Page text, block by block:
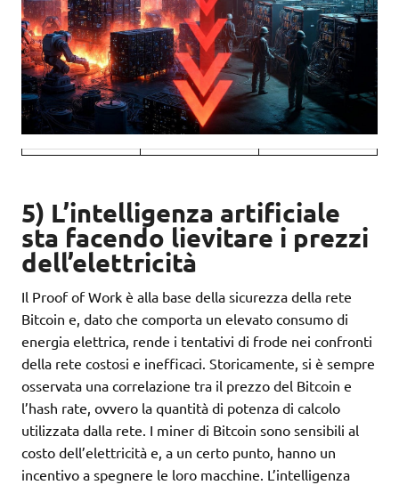
5) L’intelligenza artificiale
sta facendo lievitare i prezzi
dell’elettricità
Il Proof of Work è alla base della sicurezza della rete
Bitcoin e, dato che comporta un elevato consumo di
energia elettrica, rende i tentativi di frode nei confronti
della rete costosi e inefficaci. Storicamente, si è sempre
osservata una correlazione tra il prezzo del Bitcoin e
l’hash rate, ovvero la quantità di potenza di calcolo
utilizzata dalla rete. I miner di Bitcoin sono sensibili al
costo dell’elettricità e, a un certo punto, hanno un
incentivo a spegnere le loro macchine. L’intelligenza